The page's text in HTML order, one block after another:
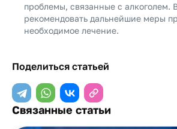
проблемы, связанные с алкоголем.
рекомендовать дальнейшие меры
необходимое лечение.
Поделиться статьей
Связанные статьи